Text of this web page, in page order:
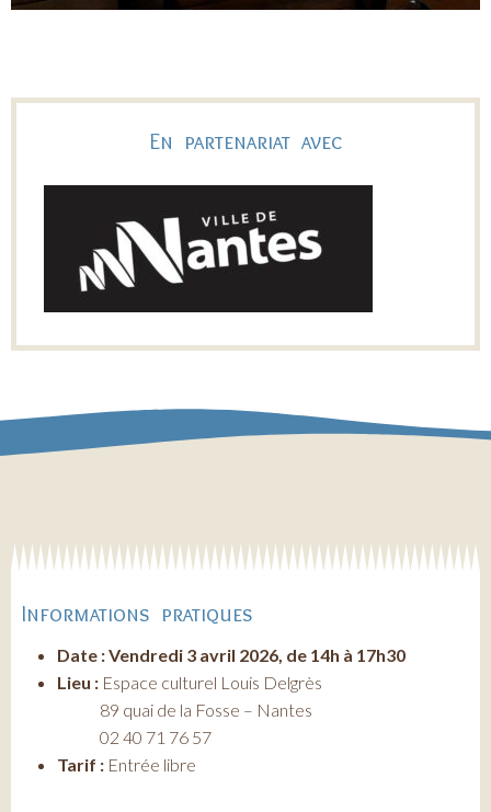
En partenariat avec
Informations pratiques
Date : Vendredi 3 avril 2026, de 14h à 17h30
Lieu : Espace culturel Louis Delgrès
89 quai de la Fosse – Nantes
02 40 71 76 57
Tarif : Entrée libre